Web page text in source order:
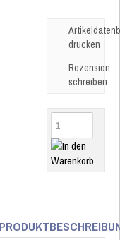
drucken
Rezension
schreiben